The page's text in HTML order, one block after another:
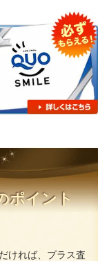
ポイント
ければ、プラス査